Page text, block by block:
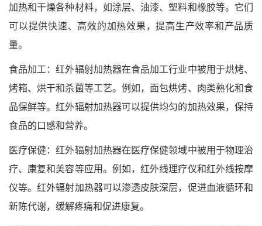
加热和干燥各种材料，如涂层、油漆、塑料和橡胶等。它们
可以提供快速、高效的加热效果，提高生产效率和产品质
量。
食品加工：红外辐射加热器在食品加工行业中被用于烘烤、
烤箱、烘干和杀菌等工艺。例如，面包烘烤、肉类熟化和食
品保鲜等。红外辐射加热器可以提供均匀的加热效果，保持
食品的口感和营养。
医疗保健：红外辐射加热器在医疗保健领域中被用于物理治
疗、康复和美容等应用。例如，红外线理疗仪和红外线按摩
仪等。红外辐射加热器可以渗透皮肤深层，促进血液循环和
新陈代谢，缓解疼痛和促进康复。